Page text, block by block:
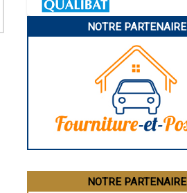
Charleville-Mézières
Pamiers
Narbonne
Brive-la-Gaillarde
Guéret
Besançon
NOTRE PARTENAIRE
NOTRE PARTENAIRE